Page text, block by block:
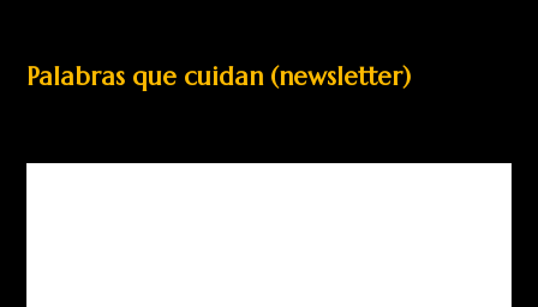
Palabras que cuidan (newsletter)